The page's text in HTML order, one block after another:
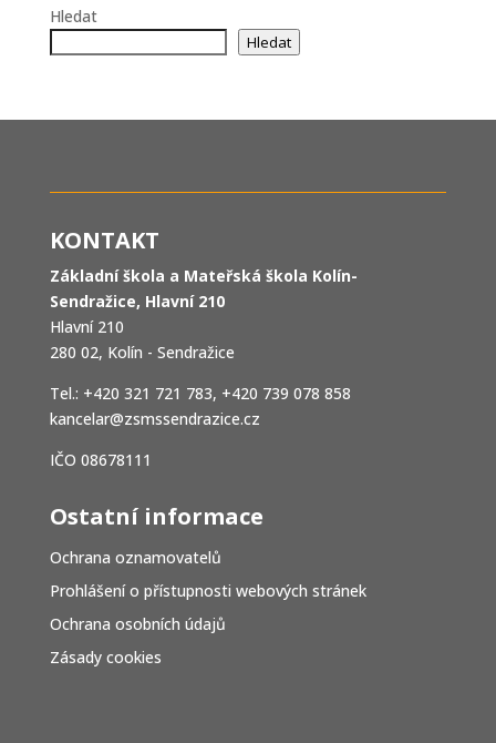
Hledat
Hledat
KONTAKT
Základní škola a Mateřská škola Kolín-
Sendražice, Hlavní 210
Hlavní 210
280 02, Kolín - Sendražice
Tel.: +420 321 721 783, +420 739 078 858
kancelar@zsmssendrazice.cz
IČO 08678111
Ostatní informace
Ochrana oznamovatelů
Prohlášení o přístupnosti webových stránek
Ochrana osobních údajů
Zásady cookies